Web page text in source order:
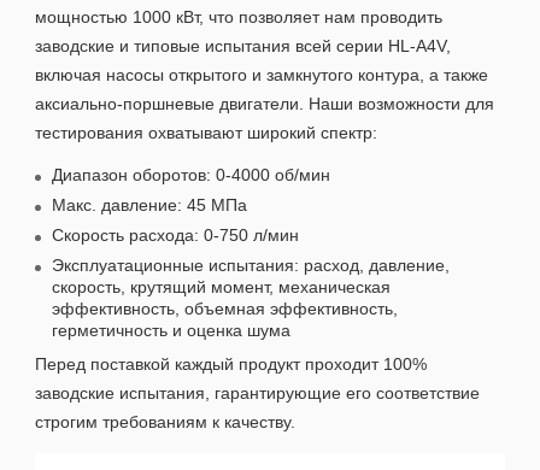
мощностью 1000 кВт, что позволяет нам проводить
заводские и типовые испытания всей серии HL-A4V,
включая насосы открытого и замкнутого контура, а также
аксиально-поршневые двигатели. Наши возможности для
тестирования охватывают широкий спектр:
Диапазон оборотов: 0-4000 об/мин
Макс. давление: 45 МПа
Скорость расхода: 0-750 л/мин
Эксплуатационные испытания: расход, давление,
скорость, крутящий момент, механическая
эффективность, объемная эффективность,
герметичность и оценка шума
Перед поставкой каждый продукт проходит 100%
заводские испытания, гарантирующие его соответствие
строгим требованиям к качеству.